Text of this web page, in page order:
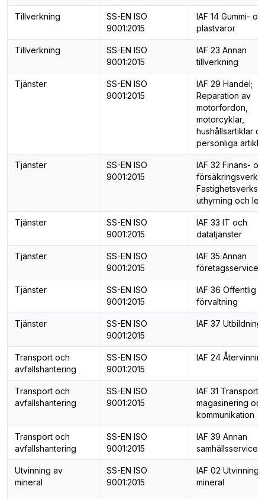
Tillverkning
SS-EN ISO
9001:2015
IAF 14 Gummi-
plastvaror
Tillverkning
SS-EN ISO
9001:2015
IAF 23 Annan
tillverkning
Tjänster
SS-EN ISO
9001:2015
IAF 29 Handel;
Reparation av
motorfordon,
motorcyklar,
hushållsartiklar
personliga
Tjänster
SS-EN ISO
9001:2015
IAF 32 Finans-
uthyrning och
Tjänster
SS-EN ISO
9001:2015
IAF 33 IT och
datatjänster
Tjänster
SS-EN ISO
9001:2015
IAF 35 Annan
företagsservice
Tjänster
SS-EN ISO
9001:2015
IAF 36 Offentlig
förvaltning
Tjänster
SS-EN ISO
9001:2015
IAF 37 Utbildning
Transport och
avfallshantering
SS-EN ISO
9001:2015
IAF 24
Transport och
avfallshantering
SS-EN ISO
9001:2015
IAF 31 Transport,
magasinering och
kommunikation
Transport och
avfallshantering
SS-EN ISO
9001:2015
IAF 39 Annan
samhällsservice
Utvinning av
mineral
SS-EN ISO
9001:2015
IAF 02 Utvinning
mineral